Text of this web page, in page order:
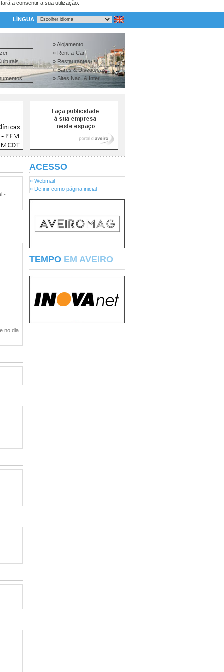
a consentir a sua utilização.
LÍNGUA
» Alojamento
» Rent-a-Car
» Restaurantes
» Bares & Discotecas
» Sites Nac. & Inter.
-
no dia
ACESSO
» Webmail
» Definir como página inicial
TEMPO EM AVEIRO